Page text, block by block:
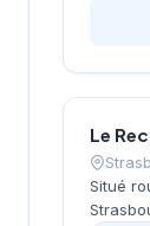
avec
Le
Situé